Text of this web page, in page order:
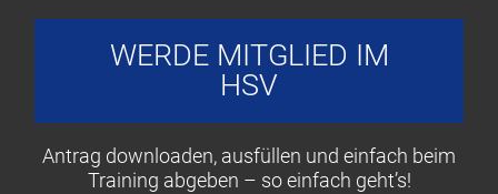
WERDE MITGLIED IM
HSV
Antrag downloaden, ausfüllen und einfach beim
Training abgeben – so einfach geht’s!